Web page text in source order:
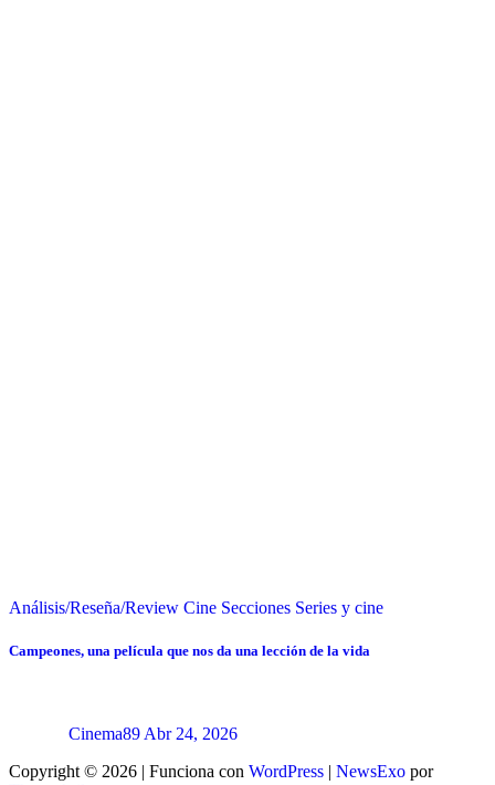
Análisis/Reseña/Review Cine Secciones Series y cine
Campeones, una película que nos da una lección de la vida
Cinema89 Abr 24, 2026
Copyright © 2026 | Funciona con WordPress | NewsExo por